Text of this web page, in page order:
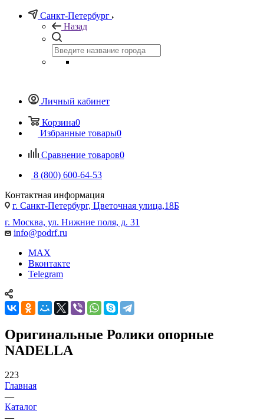
Санкт-Петербург
Назад
Личный кабинет
Корзина0
Избранные товары0
Сравнение товаров0
8 (800) 600-64-53
Контактная информация
г. Санкт-Петербург, Цветочная улица,18Б
г. Москва, ул. Нижние поля, д. 31
info@podrf.ru
MAX
Вконтакте
Telegram
Оригинальные Ролики опорные
NADELLA
223
Главная
—
Каталог
—